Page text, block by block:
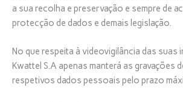
a sua recolha e preservação e sempre de
protecção de dados e demais legislação.
No que respeita à videovigilância das suas
Kwattel S.A apenas manterá as gravações
respetivos dados pessoais pelo prazo